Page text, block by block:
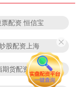
票配资 恒信宝
股配资上海
期货配资合法吗